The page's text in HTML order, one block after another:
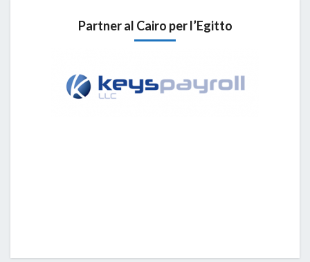
Partner al Cairo per l’Egitto